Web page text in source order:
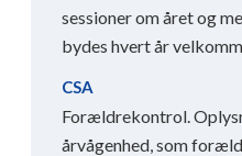
sessioner om året og
bydes hvert år
CSA
Forældrekontrol.
årvågenhed, som